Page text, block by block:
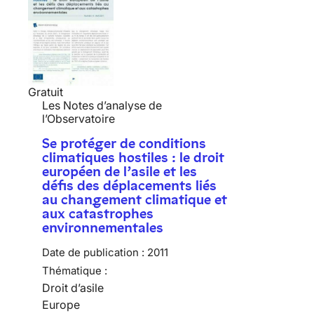
Gratuit
Les Notes d’analyse de
l’Observatoire
Se protéger de conditions
climatiques hostiles : le droit
européen de l’asile et les
défis des déplacements liés
au changement climatique et
aux catastrophes
environnementales
Date de publication : 2011
Thématique :
Droit d’asile
Europe